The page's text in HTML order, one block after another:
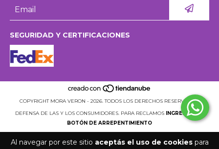
Al navegar por este sitio aceptás el uso de cookiespara
SEGURIDAD Y CERTIFICACIONES
COPYRIGHT MORA VERON - 2026. TODOS LOS DERECHOS RESERVADOS.
DEFENSA DE LAS Y LOS CONSUMIDORES. PARA RECLAMOS
INGRESÁ ACÁ.
BOTÓN DE ARREPENTIMIENTO